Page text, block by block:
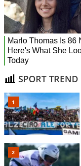
SPORT TREND